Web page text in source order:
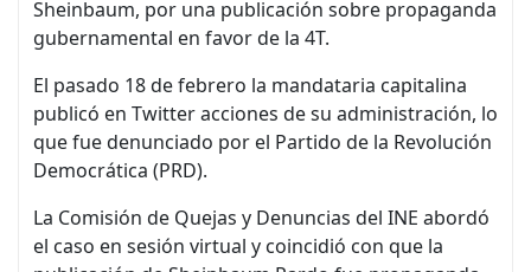
Sheinbaum, por una publicación sobre propaganda
gubernamental en favor de la 4T.
El pasado 18 de febrero la mandataria capitalina
publicó en Twitter acciones de su administración, lo
que fue denunciado por el Partido de la Revolución
Democrática (PRD).
La Comisión de Quejas y Denuncias del INE abordó
el caso en sesión virtual y coincidió con que la